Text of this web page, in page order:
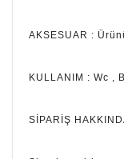
AKSESUAR :
KULLANIM : Wc ,
SİPARİŞ